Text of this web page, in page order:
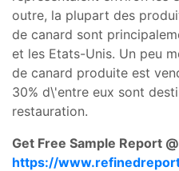
outre, la plupart des
de canard sont
et les Etats-Unis. Un peu
de canard produite est
30% d\'entre eux sont
restauration.
Get Free Sample Report @
https://